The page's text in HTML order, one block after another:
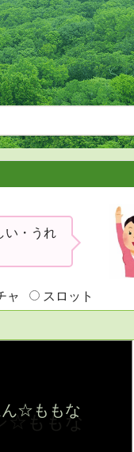
い・うれ
ャ スロット